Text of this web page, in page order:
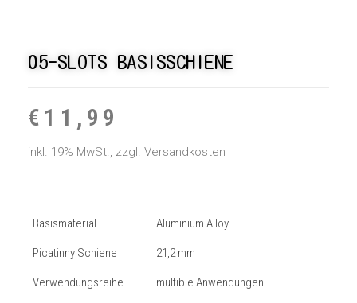
05-SLOTS BASISSCHIENE
€ 11,99
inkl. 19% MwSt., zzgl. Versandkosten
Basismaterial Aluminium Alloy
Picatinny Schiene 21,2 mm
Verwendungsreihe multible Anwendungen